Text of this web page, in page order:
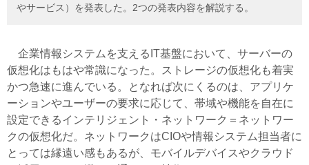
やサービス）を発表した。2つの発表内容を解説する。
企業情報システムを支えるIT基盤において、サーバーの
仮想化はもはや常識になった。ストレージの仮想化も着実
かつ急速に進んでいる。となれば次にくるのは、アプリケ
ーションやユーザーの要求に応じて、帯域や機能を自在に
設定できるインテリジェント・ネットワーク＝ネットワー
クの仮想化だ。ネットワークはCIOや情報システム担当者に
とっては縁遠い感もあるが、モバイルデバイスやクラウド